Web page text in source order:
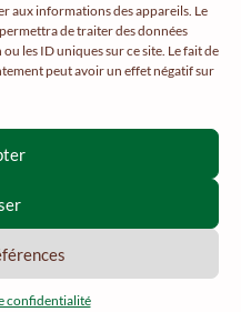
aux informations des appareils. Le
de traiter des données
les ID uniques sur ce site. Le fait de
peut avoir un effet négatif sur
confidentialité
régulière -
l’acheteur est exigée au moment de la
PUBLIQUE, ART. L 3342-1 ET L3353-3
Gaby.
Français